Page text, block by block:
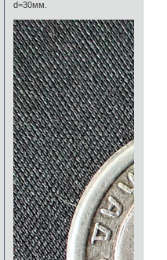
d=30мм.